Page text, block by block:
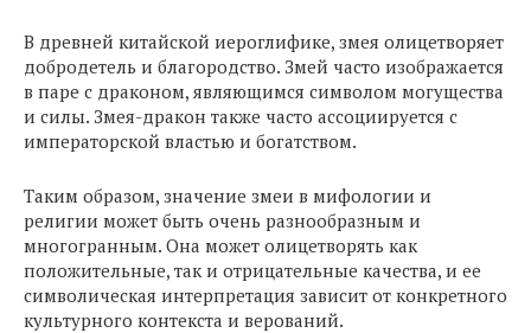
В древней китайской иероглифике, змея олицетворяет
добродетель и благородство. Змей часто изображается
в паре с драконом, являющимся символом могущества
и силы. Змея-дракон также часто ассоциируется с
императорской властью и богатством.
Таким образом, значение змеи в мифологии и
религии может быть очень разнообразным и
многогранным. Она может олицетворять как
положительные, так и отрицательные качества, и ее
символическая интерпретация зависит от конкретного
культурного контекста и верований.